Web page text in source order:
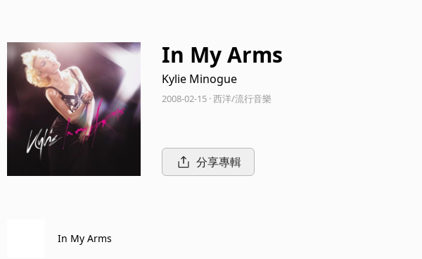
In My Arms
Kylie Minogue
2008-02-15 · 西洋/流行音樂
分享專輯
In My Arms